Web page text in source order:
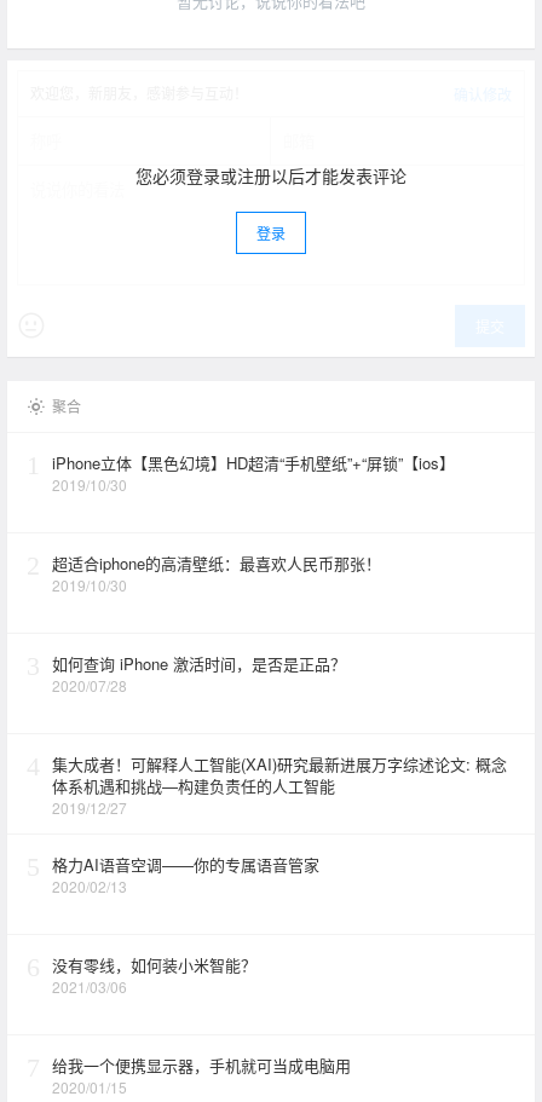
您必须登录或注册以后才能发表评论
登录
聚合
iPhone立体【黑色幻境】HD超清“手机壁纸”+“屏锁”【ios】
2019/10/30
超适合iphone的高清壁纸：最喜欢人民币那张！
2019/10/30
如何查询 iPhone 激活时间，是否是正品？
2020/07/28
集大成者！可解释人工智能(XAI)研究最新进展万字综述论文: 概念
体系机遇和挑战—构建负责任的人工智能
2019/12/27
格力AI语音空调——你的专属语音管家
2020/02/13
没有零线，如何装小米智能？
2021/03/06
给我一个便携显示器，手机就可当成电脑用
2020/01/15